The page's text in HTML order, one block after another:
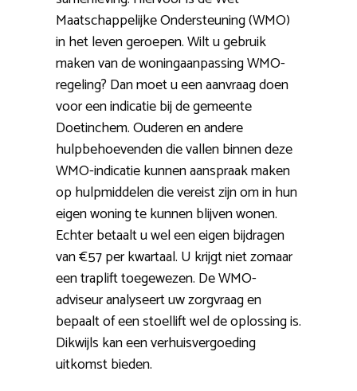
Maatschappelijke Ondersteuning (WMO)
in het leven geroepen. Wilt u gebruik
maken van de woningaanpassing WMO-
regeling? Dan moet u een aanvraag doen
voor een indicatie bij de gemeente
Doetinchem. Ouderen en andere
hulpbehoevenden die vallen binnen deze
WMO-indicatie kunnen aanspraak maken
op hulpmiddelen die vereist zijn om in hun
eigen woning te kunnen blijven wonen.
Echter betaalt u wel een eigen bijdragen
van €57 per kwartaal. U krijgt niet zomaar
een traplift toegewezen. De WMO-
adviseur analyseert uw zorgvraag en
bepaalt of een stoellift wel de oplossing is.
Dikwijls kan een verhuisvergoeding
uitkomst bieden.